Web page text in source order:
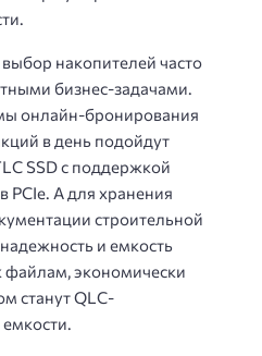
накопителей часто
бизнес-задачами.
онлайн-бронирования
в день подойдут
SSD с поддержкой
PCIe. А для хранения
строительной
и емкость
файлам, экономически
станут QLC-